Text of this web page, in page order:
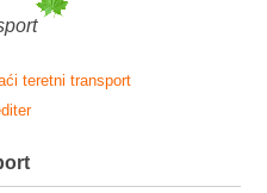
teretni transport